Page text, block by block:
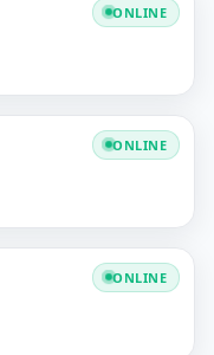
ONLINE
ONLINE
ONLINE